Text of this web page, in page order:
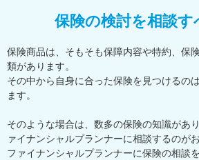
保険の検討を相談す
保険商品は、そもそも保障内容や特約、保
類があります。
その中から自身に合った保険を見つけるの
ます。
そのような場合は、数多の保険の知識があ
ァイナンシャルプランナーに相談するのが
ファイナンシャルプランナーに保険の相談